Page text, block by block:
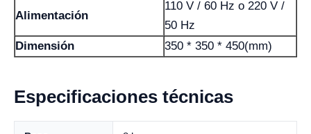
Alimentación
110 V / 60 Hz o 220 V /
50 Hz
Dimensión
350 * 350 * 450(mm)
Especificaciones técnicas